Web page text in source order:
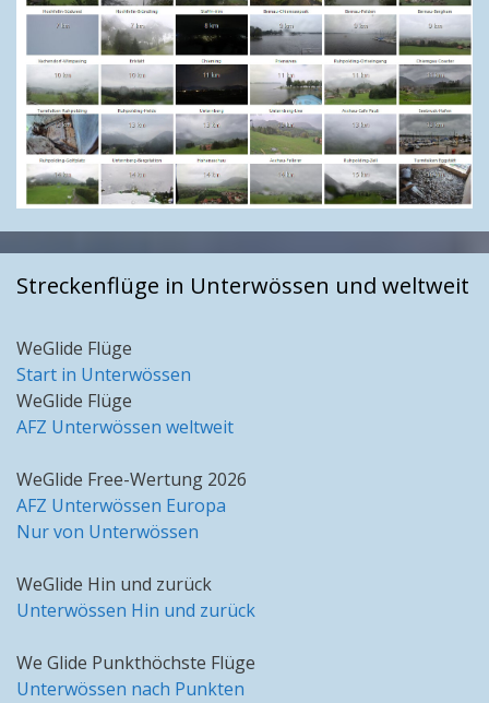
Streckenflüge in Unterwössen und weltweit
WeGlide Flüge
Start in Unterwössen
WeGlide Flüge
AFZ Unterwössen weltweit
WeGlide Free-Wertung 2026
AFZ Unterwössen Europa
Nur von Unterwössen
WeGlide Hin und zurück
Unterwössen Hin und zurück
We Glide Punkthöchste Flüge
Unterwössen nach Punkten